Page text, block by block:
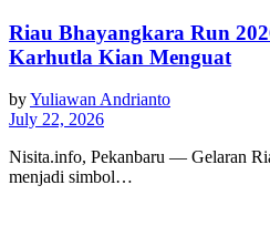
Riau Bhayangkara Run
Karhutla Kian Menguat
byYuliawan Andrianto
July 22, 2026
Nisita.info, Pekanbaru — Gelaran
menjadi simbol…